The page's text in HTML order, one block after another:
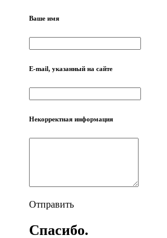
Ваше имя
E-mail, указанный на сайте
Некорректная информация
Отправить
Спасибо.